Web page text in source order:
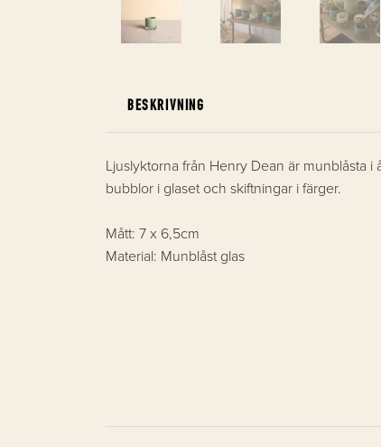
BESKRIVNING
Ljuslyktorna från Henry Dean är munblåsta
bubblor i glaset och skiftningar i färger.
Mått: 7 x 6,5cm
Material: Munblåst glas